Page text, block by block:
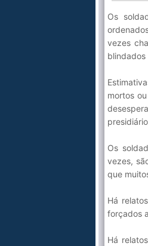
Os
vezes
blindados
mortos
Os
vezes,
que
Há
forçados
Há